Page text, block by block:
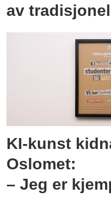
av
KI-kunst
Oslomet:
– Jeg er